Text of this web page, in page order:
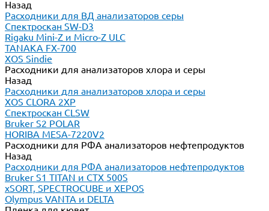
Назад
Расходники для ВД анализаторов серы
Спектроскан SW-D3
Rigaku Mini-Z и Micro-Z ULC
TANAKA FX-700
XOS Sindie
Расходники для анализаторов хлора и серы
Назад
Расходники для анализаторов хлора и серы
XOS CLORA 2XP
Спектроскан CLSW
Bruker S2 POLAR
HORIBA MESA-7220V2
Расходники для РФА анализаторов нефтепродуктов
Назад
Расходники для РФА анализаторов нефтепродуктов
Bruker S1 TITAN и CTX 500S
xSORT, SPECTROCUBE и XEPOS
Olympus VANTA и DELTA